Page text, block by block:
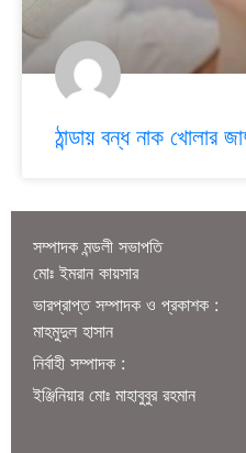
ঠান্ডায় বন্ধ নাক খোলার
সম্পাদক মন্ডলী সভাপতি
মোঃ ইমরান কায়সার
ভারপ্রাপ্ত সম্পাদক ও প্রকাশক :
মাহমুদুল হাসান
নির্বাহী সম্পাদক :
ইঞ্জিনিয়ার মোঃ মাহাবুবুর রহমান